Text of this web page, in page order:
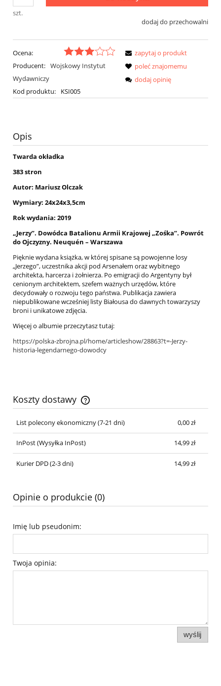
szt.
dodaj do przechowalni
Ocena:
Producent: Wojskowy Instytut
Wydawniczy
Kod produktu:
KSI005
zapytaj o produkt
poleć znajomemu
dodaj opinię
Opis
Twarda okładka
383 stron
Autor: Mariusz Olczak
Wymiary: 24x24x3,5cm
Rok wydania: 2019
„Jerzy”. Dowódca Batalionu Armii Krajowej „Zośka”. Powrót
do Ojczyzny. Neuquén – Warszawa
Pięknie wydana książka, w której spisane są powojenne losy
„Jerzego”, uczestnika akcji pod Arsenałem oraz wybitnego
architekta, harcerza i żołnierza. Po emigracji do Argentyny był
cenionym architektem, szefem ważnych urzędów, które
decydowały o rozwoju tego państwa. Publikacja zawiera
niepublikowane wcześniej listy Białousa do dawnych towarzyszy
broni i unikatowe zdjęcia.
Więcej o albumie przeczytasz tutaj:
https://polska-zbrojna.pl/home/articleshow/28863?t=-Jerzy-
historia-legendarnego-dowodcy
Koszty dostawy
Cena nie zawiera ewentualnych kosztów płatności
List polecony ekonomiczny (7-21 dni)
0,00 zł
InPost(Wysyłka InPost) 14,99 zł
Kurier DPD (2-3 dni) 14,99 zł
Opinie o produkcie (0)
Imię lub pseudonim:
Twoja opinia:
wyślij